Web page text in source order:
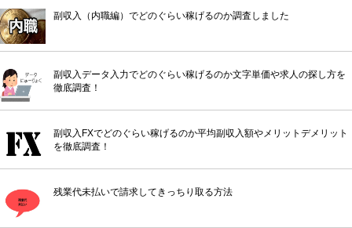
副収入（内職編）でどのぐらい稼げるのか調査しました
副収入データ入力でどのぐらい稼げるのか文字単価や求人の探し方を
徹底調査！
副収入FXでどのぐらい稼げるのか平均副収入額やメリットデメリット
を徹底調査！
残業代未払いで請求してきっちり取る方法